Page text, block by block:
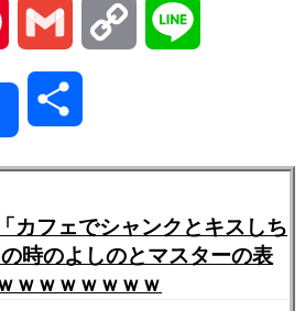
Pinterest Gmail Copy
カフェでシャンクとキスしち
時のよしのとマスターの表
ｗｗｗｗｗｗｗ